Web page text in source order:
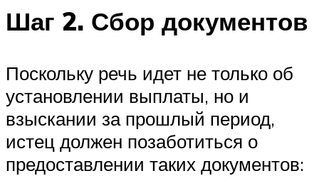
Шаг 2. Сбор документов
Поскольку речь идет не только об
установлении выплаты, но и
взыскании за прошлый период,
истец должен позаботиться о
предоставлении таких документов: